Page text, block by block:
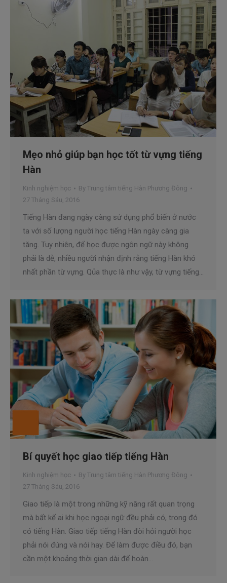
Mẹo nhỏ giúp bạn học tốt từ vựng tiếng
Hàn
Kinh nghiệm học By Trung tâm tiếng Hàn Phương Đông
27 Tháng Sáu, 2016
Tiếng Hàn đang ngày càng sử dụng phổ biến ở nước
ta với số lượng người học tiếng Hàn ngày càng gia
tăng. Tuy nhiên, để học được ngôn ngữ này không
phải là dễ, nhiều người nhận định rằng tiếng Hàn khó
nhất phần từ vựng. Qủa thực là như vậy, từ vựng tiếng…
Bí quyết học giao tiếp tiếng Hàn
Kinh nghiệm học By Trung tâm tiếng Hàn Phương Đông
27 Tháng Sáu, 2016
Giao tiếp là một trong những kỹ năng rất quan trọng
mà bất kể ai khi học ngoại ngữ đều phải có, trong đó
có tiếng Hàn. Giao tiếp tiếng Hàn đòi hỏi người học
phải nói đúng và nói hay. Để làm được điều đó, bạn
cần một khoảng thời gian dài để hoàn…